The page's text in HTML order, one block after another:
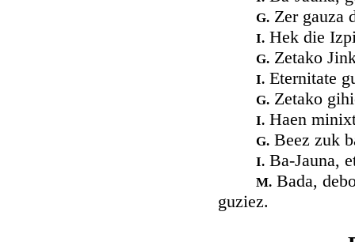
G. Zer gauza
I. Hek die
G. Zetako
I. Eternitate
G. Zetako
I. Haen
G. Beez zuk
I. Ba-Jauna,
M. Bada,
guziez.